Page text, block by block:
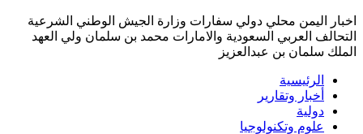
اخبار اليمن محلي دولي سفارات وزارة الجيش الوطني الشرعية
التحالف العربي السعودية والامارات محمد بن سلمان ولي العهد
الملك سلمان بن عبدالعزيز
الرئيسية
أخبار وتقارير
دولية
علوم وتكنولوجيا